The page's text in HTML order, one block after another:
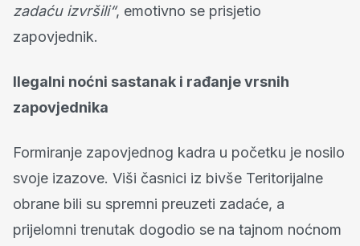
zadaću izvršili“, emotivno se prisjetio
zapovjednik.
Ilegalni noćni sastanak i rađanje vrsnih
zapovjednika
Formiranje zapovjednog kadra u početku je nosilo
svoje izazove. Viši časnici iz bivše Teritorijalne
obrane bili su spremni preuzeti zadaće, a
prijelomni trenutak dogodio se na tajnom noćnom